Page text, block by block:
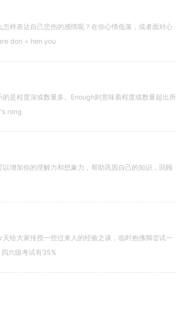
样表达自己悲伤的感情呢？在你心情低落，或者面对心
don = hen you
是程度深或数量多。Enough则意味着程度或数量超出所
rong
增加你的理解力和想象力，帮助巩固自己的知识，回顾
给大家传授一些过来人的经验之谈，临时抱佛脚尝试一
六级考试有35%